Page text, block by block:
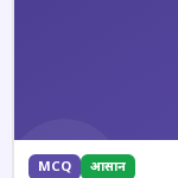
MCQ आसान